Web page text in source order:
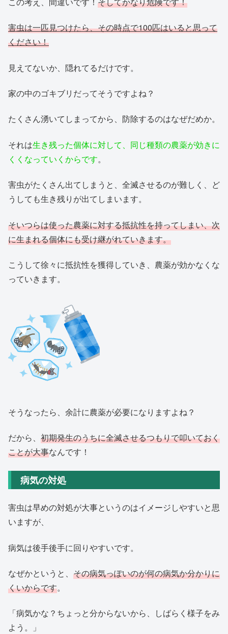
害虫は一匹見つけたら、その時点で100匹はいると思って
ください！
見えてないか、隠れてるだけです。
家の中のゴキブリだってそうですよね？
たくさん湧いてしまってから、防除するのはなぜだめか。
それは生き残った個体に対して、同じ種類の農薬が効きに
くくなっていくからです。
害虫がたくさん出てしまうと、全滅させるのが難しく、ど
うしても生き残りが出てしまいます。
そいつらは使った農薬に対する抵抗性を持ってしまい、次
に生まれる個体にも受け継がれていきます。
こうして徐々に抵抗性を獲得していき、農薬が効かなくな
っていきます。
そうなったら、余計に農薬が必要になりますよね？
だから、 初期発生のうちに全滅させるつもりで叩いておく
ことが大事なんです！
病気の対処
害虫は早めの対処が大事というのはイメージしやすいと思
いますが、
病気は後手後手に回りやすいです。
なぜかというと、 その病気っぽいのが何の病気か分かりに
くいからです。
「病気かな？ちょっと分からないから、しばらく様子をみ
よう。」